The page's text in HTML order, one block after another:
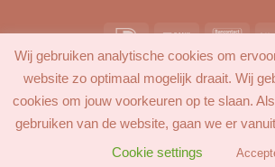
MIJN ACCOUNT FAVORIETEN BLOG
Wij gebruiken analytische cookies om
website zo optimaal mogelijk draait. Wij
cookies om jouw voorkeuren op te slaan.
gebruiken van de website, gaan we er
Cookie settings